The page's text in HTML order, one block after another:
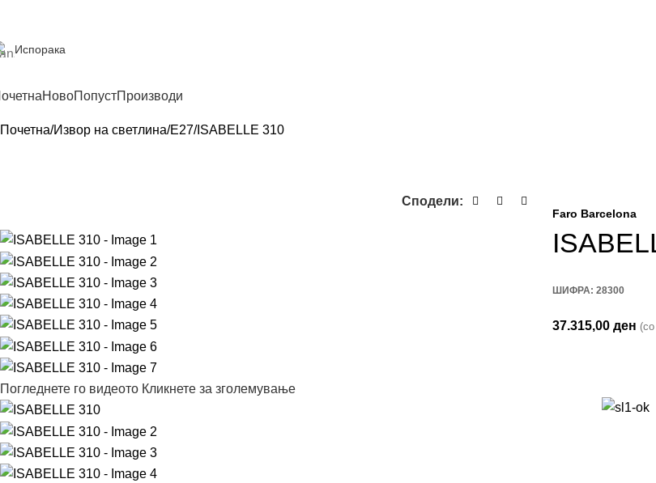
Испорака
НовоПопустПроизводи
Почетна Извор на светлина E27 ISABELLE 310
Сподели:
Погледнете го видеото Кликнете за зголемување
Faro Barcelona
ШИФРА: 28300
37.315,00 ден